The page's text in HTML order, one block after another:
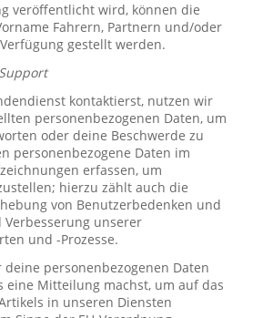
veröffentlicht wird, können die
Fahrern, Partnern und/oder
gestellt werden.
kontaktierst, nutzen wir
personenbezogenen Daten, um
oder deine Beschwerde zu
personenbezogene Daten im
erfassen, um
hierzu zählt auch die
von Benutzerbedenken und
unserer
und -Prozesse.
personenbezogenen Daten
eine Mitteilung machst, um auf das
in unseren Diensten